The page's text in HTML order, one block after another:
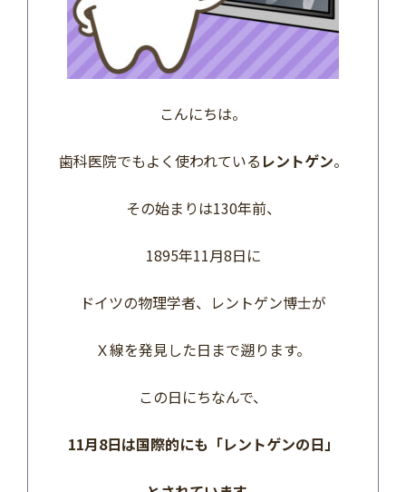
こんにちは。
歯科医院でもよく使われている レントゲン。
その始まりは130年前、
1895年11月8日に
ドイツの物理学者、レントゲン博士が
Ｘ線を発見した日まで遡ります。
この日にちなんで、
11月8日は国際的にも「レントゲンの日」